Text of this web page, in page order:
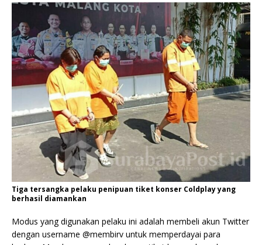
Tiga tersangka pelaku penipuan tiket konser Coldplay yang
berhasil diamankan
Modus yang digunakan pelaku ini adalah membeli akun Twitter
dengan username @membirv untuk memperdayai para